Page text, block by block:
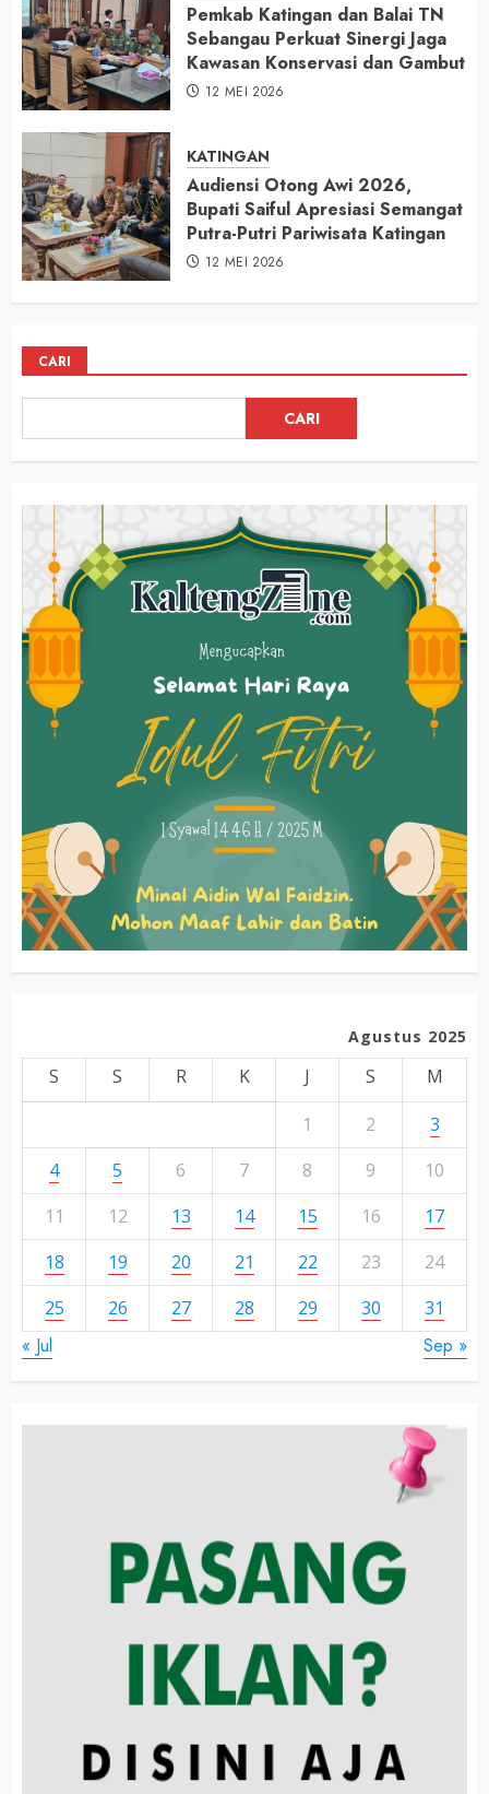
Pemkab Katingan dan Balai TN
Sebangau Perkuat Sinergi Jaga
Kawasan Konservasi dan Gambut
12 MEI 2026
KATINGAN
Audiensi Otong Awi 2026,
Bupati Saiful Apresiasi Semangat
Putra-Putri Pariwisata Katingan
12 MEI 2026
CARI
CARI
Agustus 2025
S S R K J S
M
1
2
3
4
5 6 7 8 9
10
11
12 13 14 15 16
17
18
19 20 21 22 23
24
25
26 27 28 29 30 31
« Jul Sep »